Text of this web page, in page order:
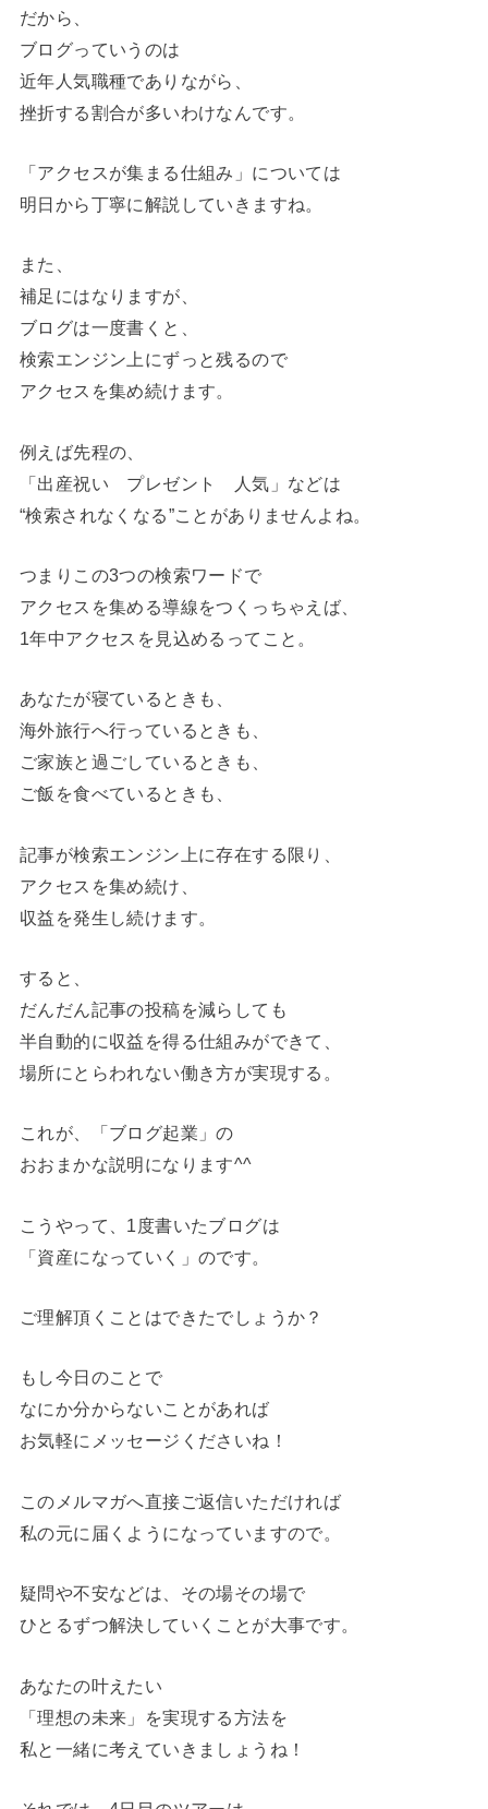
だから、
ブログっていうのは
近年人気職種でありながら、
挫折する割合が多いわけなんです。
「アクセスが集まる仕組み」については
明日から丁寧に解説していきますね。
また、
補足にはなりますが、
ブログは一度書くと、
検索エンジン上にずっと残るので
アクセスを集め続けます。
例えば先程の、
「出産祝い プレゼント 人気」などは
“検索されなくなる”ことがありませんよね。
つまりこの3つの検索ワードで
アクセスを集める導線をつくっちゃえば、
1年中アクセスを見込めるってこと。
あなたが寝ているときも、
海外旅行へ行っているときも、
ご家族と過ごしているときも、
ご飯を食べているときも、
記事が検索エンジン上に存在する限り、
アクセスを集め続け、
収益を発生し続けます。
すると、
だんだん記事の投稿を減らしても
半自動的に収益を得る仕組みができて、
場所にとらわれない働き方が実現する。
これが、「ブログ起業」の
おおまかな説明になります^^
こうやって、1度書いたブログは
「資産になっていく」のです。
ご理解頂くことはできたでしょうか？
もし今日のことで
なにか分からないことがあれば
お気軽にメッセージくださいね！
このメルマガへ直接ご返信いただければ
私の元に届くようになっていますので。
疑問や不安などは、その場その場で
ひとるずつ解決していくことが大事です。
あなたの叶えたい
「理想の未来」を実現する方法を
私と一緒に考えていきましょうね！